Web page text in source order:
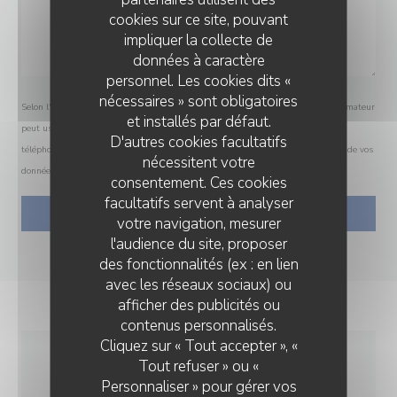
cookies sur ce site, pouvant
impliquer la collecte de
données à caractère
personnel. Les cookies dits «
nécessaires » sont obligatoires
et installés par défaut.
D'autres cookies facultatifs
nécessitent votre
consentement. Ces cookies
facultatifs servent à analyser
votre navigation, mesurer
l'audience du site, proposer
des fonctionnalités (ex : en lien
avec les réseaux sociaux) ou
afficher des publicités ou
contenus personnalisés.
Cliquez sur « Tout accepter », «
Tout refuser » ou «
Personnaliser » pour gérer vos
Selon l'article L.223-2 du code de la consommation, il est rappelé que le consommateur
peut user de son droit à s'inscrire sur la liste d'opposition au démarchage
téléphonique Bloctel : bloctel.gouv.fr . Pour plus d'informations sur le traitement de vos
données, consultez notre
politique de confidentialité.
INFOS PRATIQUES